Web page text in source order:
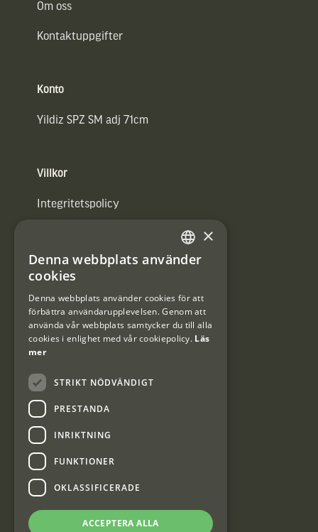
Om oss
Kontaktuppgifter
Konto
Yildiz SPZ SM adj 71cm
Villkor
Integritetspolicy
#Interjaktfamily
Kundklubb
Information om kundklubben.
Interjakt Sweden AB, Årjäng
SWEDISH
×
Denna webbplats använder
cookies
Denna webbplats använder cookies för att
förbättra användarupplevelsen. Genom att
använda vår webbplats samtycker du till alla
cookies i enlighet med vår cookiepolicy. Läs
mer
STRIKT NÖDVÄNDIGT
PRESTANDA
INRIKTNING
FUNKTIONER
OKLASSIFICERADE
ACCEPTERA ALLA